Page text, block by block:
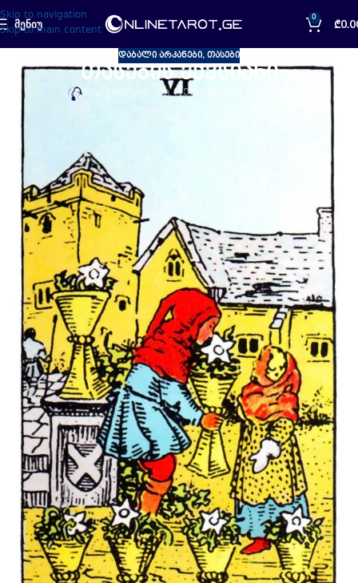
Skip to navigation
Skip to main content
ᲛᲔᲜᲘᲣ 0 ₾
ᲓᲐᲑᲐᲚᲘ ᲐᲠᲙᲐᲜᲔᲑᲘ, ᲗᲐᲡᲔᲑᲘ
თასების ექვსიანი
Soul_Pathfinder On ოქტომბერი 25, 2020
დაბალი არკანი – თასების
ექვსიანი
წყალი.
პლანეტა: მზე.
ზოდიაქოს
ნიშანი:
მორიელი
(მზე
მორიელში).
კი/არა: კი.
საკვანძო
სიტყვები:
ბავშვობა.
ბავშვობის
მოგონებებ.
წარსულის
გავლენა.
ლტოლვა.
ნოსტალგია.
სახლის
მონატრება.
გართობა.
დახმარება.
მხიარულება.